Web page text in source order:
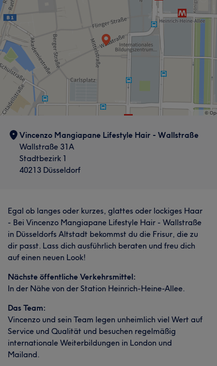
Vincenzo Mangiapane Lifestyle Hair - Wallstraße
Wallstraße 31A
Stadtbezirk 1
40213 Düsseldorf
Egal ob langes oder kurzes, glattes oder lockiges Haar
- Bei Vincenzo Mangiapane Lifestyle Hair - Wallstraße
in Düsseldorfs Altstadt bekommst du die Frisur, die zu
dir passt. Lass dich ausführlich beraten und freu dich
auf einen neuen Look!
Nächste öffentliche Verkehrsmittel:
In der Nähe von der Station Heinrich-Heine-Allee.
Das Team:
Vincenzo und sein Team legen unheimlich viel Wert auf
Service und Qualität und besuchen regelmäßig
internationale Weiterbildungen in London und
Mailand.